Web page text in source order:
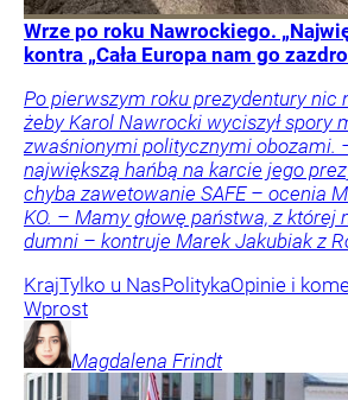
Wrze po roku Nawrockiego.
kontra „Cała Europa nam go
Po pierwszym roku prezydentury nic
żeby Karol Nawrocki wyciszył spory
zwaśnionymi politycznymi obozami.
największą hańbą na karcie jego
chyba zawetowanie SAFE – ocenia
KO. – Mamy głowę państwa, z której
dumni – kontruje Marek Jakubiak z
KrajTylko u NasPolitykaOpinie i
Wprost
Magdalena Frindt